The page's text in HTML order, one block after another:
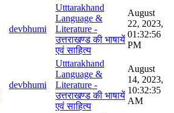
devbhumi
Utttarakhand
Language &
Literature -
उत्तराखण्ड की भाषायें
एवं साहित्य
August
22, 2023,
01:32:56
PM
devbhumi
Utttarakhand
Language &
Literature -
उत्तराखण्ड की भाषायें
एवं साहित्य
August
14, 2023,
10:32:35
AM